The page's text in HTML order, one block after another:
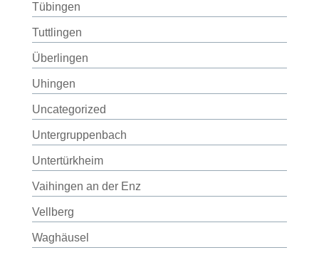
Tübingen
Tuttlingen
Überlingen
Uhingen
Uncategorized
Untergruppenbach
Untertürkheim
Vaihingen an der Enz
Vellberg
Waghäusel